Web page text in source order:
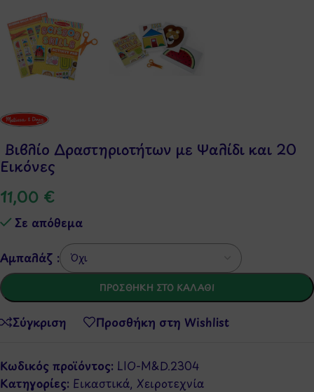
Βιβλίο Δραστηριοτήτων με Ψαλίδι και 20
Εικόνες
11,00 €
Σε απόθεμα
Αμπαλάζ :
ΠΡΟΣΘΉΚΗ ΣΤΟ ΚΑΛΆΘΙ
Σύγκριση Προσθήκη στη Wishlist
Κωδικός προϊόντος: LIO-M&D.2304
Κατηγορίες: Εικαστικά, Χειροτεχνία